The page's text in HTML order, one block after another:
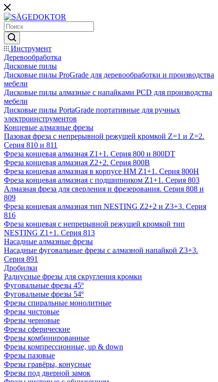
Инструмент
Деревообработка
Дисковые пилы
Дисковые пилы ProGrade для деревообработки и производства
мебели
Дисковые пилы алмазные с напайками PCD для производства
мебели
Дисковые пилы PortaGrade портативные для ручных
электроинструментов
Концевые алмазные фрезы
Пазовая фреза с непрерывной режущей кромкой Z=1 и Z=2.
Серия 810 и 811
Фреза концевая алмазная Z1+1. Серия 800 и 800DT
Фреза концевая алмазная Z2+2. Серия 800B
Фреза концевая алмазная в корпусе НМ Z1+1. Серия 800H
Фреза концевая алмазная с подшипником Z1+1. Серия 803
Алмазная фреза для сверления и фрезерования. Серия 808 и
809
Фреза концевая алмазная тип NESTING Z2+2 и Z3+3. Серия
816
Фреза концевая с непрерывной режущей кромкой тип
NESTING Z1+1. Серия 813
Насадные алмазные фрезы
Насадные фуговальные фрезы с алмазной напайкой Z3+3.
Серия 891
Дробилки
Радиусные фрезы для скругления кромки
Фуговальные фрезы 45º
Фуговальные фрезы 54º
Фрезы спиральные монолитные
Фрезы чистовые
Фрезы черновые
Фрезы сферические
Фрезы комбинированные
Фрезы компрессионные, up & down
Фрезы пазовые
Фрезы гравёры, конусные
Фрезы под дверной замок